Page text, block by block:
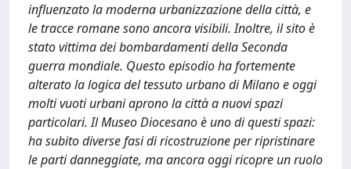
influenzato la moderna urbanizzazione della città, e
le tracce romane sono ancora visibili. Inoltre, il sito è
stato vittima dei bombardamenti della Seconda
guerra mondiale. Questo episodio ha fortemente
alterato la logica del tessuto urbano di Milano e oggi
molti vuoti urbani aprono la città a nuovi spazi
particolari. Il Museo Diocesano è uno di questi spazi:
ha subito diverse fasi di ricostruzione per ripristinare
le parti danneggiate, ma ancora oggi ricopre un ruolo